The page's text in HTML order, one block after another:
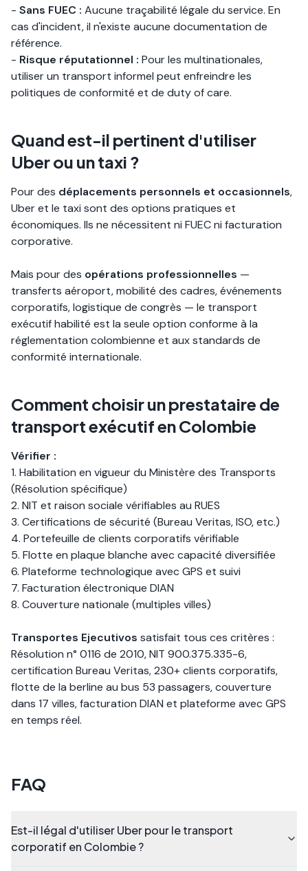
- Sans FUEC : Aucune traçabilité légale du service. En
cas d'incident, il n'existe aucune documentation de
référence.
- Risque réputationnel : Pour les multinationales,
utiliser un transport informel peut enfreindre les
politiques de conformité et de duty of care.
Quand est-il pertinent d'utiliser
Uber ou un taxi ?
Pour des déplacements personnels et occasionnels,
Uber et le taxi sont des options pratiques et
économiques. Ils ne nécessitent ni FUEC ni facturation
corporative.
Mais pour des opérations professionnelles —
transferts aéroport, mobilité des cadres, événements
corporatifs, logistique de congrès — le transport
exécutif habilité est la seule option conforme à la
réglementation colombienne et aux standards de
conformité internationale.
Comment choisir un prestataire de
transport exécutif en Colombie
Vérifier :
1. Habilitation en vigueur du Ministère des Transports
(Résolution spécifique)
2. NIT et raison sociale vérifiables au RUES
3. Certifications de sécurité (Bureau Veritas, ISO, etc.)
4. Portefeuille de clients corporatifs vérifiable
5. Flotte en plaque blanche avec capacité diversifiée
6. Plateforme technologique avec GPS et suivi
7. Facturation électronique DIAN
8. Couverture nationale (multiples villes)
Transportes Ejecutivos satisfait tous ces critères :
Résolution n° 0116 de 2010, NIT 900.375.335-6,
certification Bureau Veritas, 230+ clients corporatifs,
flotte de la berline au bus 53 passagers, couverture
dans 17 villes, facturation DIAN et plateforme avec GPS
en temps réel.
FAQ
Est-il légal d'utiliser Uber pour le transport
corporatif en Colombie ?